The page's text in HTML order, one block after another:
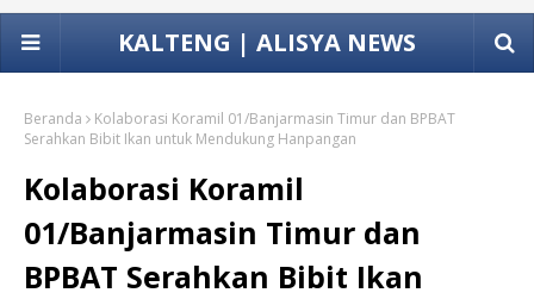
KALTENG | ALISYA NEWS
Beranda
Kolaborasi Koramil 01/Banjarmasin Timur dan BPBAT
Serahkan Bibit Ikan untuk Mendukung Hanpangan
Kolaborasi Koramil
01/Banjarmasin Timur dan
BPBAT Serahkan Bibit Ikan